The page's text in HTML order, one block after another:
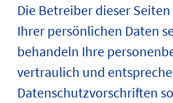
Die Betreiber dieser
Ihrer persönlichen Daten
behandeln Ihre
vertraulich und
Datenschutzvorschriften